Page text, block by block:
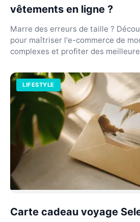
vêtements en ligne ?
Marre des erreurs de taille ?
pour maîtriser l'e-commerce de
complexes et profiter des
LIFESTYLE
Carte cadeau voyage